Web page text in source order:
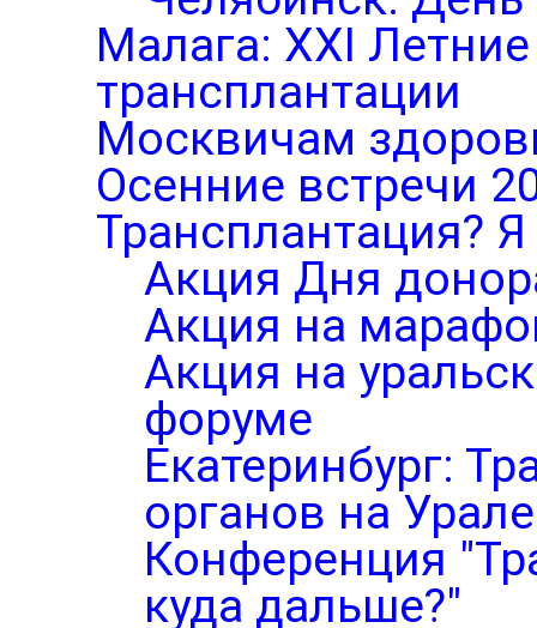
Малага: XXI
трансплантации
Москвичам
Осенние встречи
Трансплантация?
Акция Дня
Акция на
Акция на
форуме
Екатеринбург:
органов на Урале
Конференция
куда дальше?"